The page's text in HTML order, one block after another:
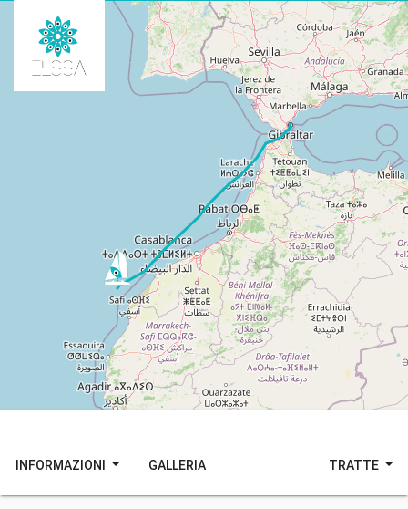
INFORMAZIONI GALLERIA TRATTE